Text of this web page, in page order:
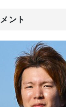
ント